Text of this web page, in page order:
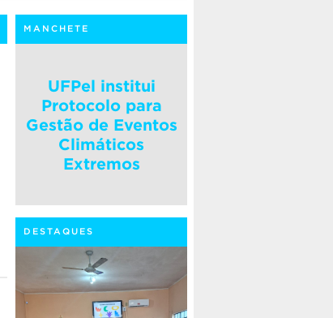
MANCHETE
UFPel institui
Protocolo para
Gestão de Eventos
Climáticos
Extremos
DESTAQUES